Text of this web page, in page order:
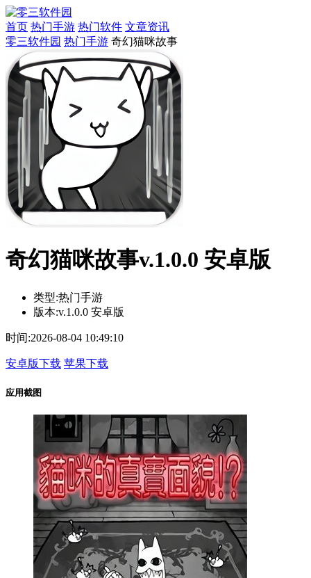
首页 热门手游 热门软件 文章资讯
零三软件园 热门手游 奇幻猫咪故事
奇幻猫咪故事v.1.0.0 安卓版
类型:热门手游
版本:v.1.0.0 安卓版
时间:2026-08-04 10:49:10
安卓版下载 苹果下载
应用截图